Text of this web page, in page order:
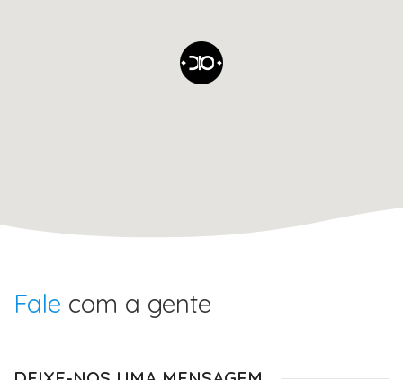
Fale com a gente